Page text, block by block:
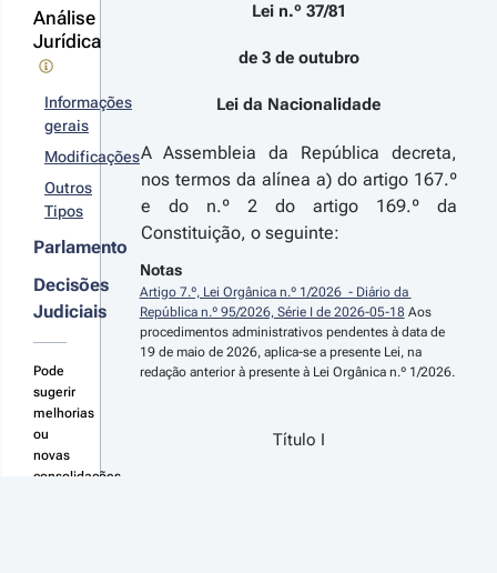
03-05
1/2024 -
à Lei
37/81, de 3
outubro,
aprova a
da
detalhes
11-10
2/2020 -
Série
Análise
Jurídica
Informações
gerais
Modificações
Outros
Tipos
Parlamento
Decisões
Judiciais
Pode
sugerir
melhorias
ou
novas
consolidações
Lei n.º 37/81
de 3 de outubro
Lei da Nacionalidade
A Assembleia da República decreta,
nos termos da alínea a) do artigo 167.º
e do n.º 2 do artigo 169.º da
Constituição, o seguinte:
Notas
Artigo 7.º, Lei Orgânica n.º 1/2026  - Diário da
República n.º 95/2026, Série I de 2026-05-18 Aos
procedimentos administrativos pendentes à data de
19 de maio de 2026, aplica-se a presente Lei, na
redação anterior à presente à Lei Orgânica n.º 1/2026.
Título I